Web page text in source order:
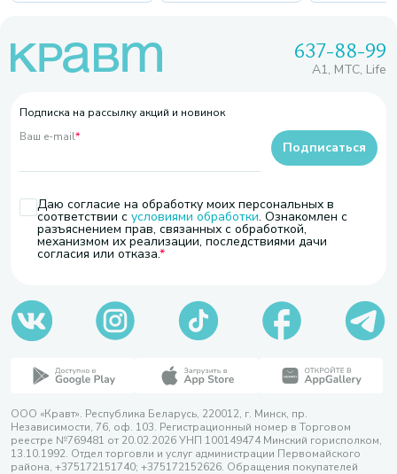
637-88-99
A1, МТС, Life
Подписка на рассылку акций и новинок
Ваш e-mail*
Даю согласие на обработку моих персональных в
соответствии с условиями обработки. Ознакомлен с
разъяснением прав, связанных с обработкой,
механизмом их реализации, последствиями дачи
согласия или отказа.
Подписаться
ООО «Кравт». Республика Беларусь, 220012, г. Минск, пр.
Независимости, 76, оф. 103. Регистрационный номер в Торговом
реестре №769481 от 20.02.2026 УНП 100149474 Минский горисполком,
13.10.1992. Отдел торговли и услуг администрации Первомайского
района, +375172151740; +375172152626. Обращения покупателей